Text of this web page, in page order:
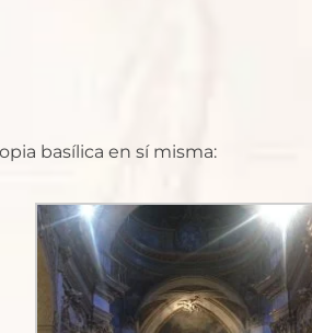
basílica en sí misma: